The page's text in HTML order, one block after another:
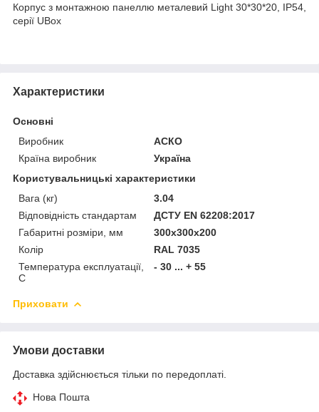
Корпус з монтажною панеллю металевий Light 30*30*20, IP54,
серії UBox
Характеристики
Основні
Виробник
АСКО
Країна виробник
Україна
Користувальницькі характеристики
Вага (кг)
3.04
Відповідність стандартам
ДСТУ EN 62208:2017
Габаритні розміри, мм
300x300x200
Колір
RAL 7035
Температура експлуатації,
С
- 30 ... + 55
Приховати
Умови доставки
Доставка здійснюється тільки по передоплаті.
Нова Пошта